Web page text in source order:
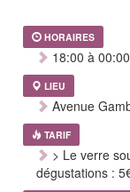
HORAIRES
18:00 à 00:00
LIEU
Avenue
TARIF
> Le verre
dégustations :